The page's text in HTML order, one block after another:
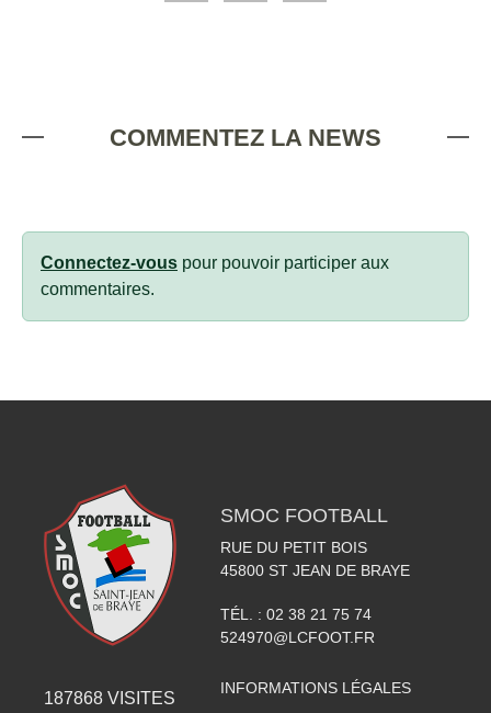
COMMENTEZ LA NEWS
Connectez-vous pour pouvoir participer aux
commentaires.
187868 VISITES
SMOC FOOTBALL
RUE DU PETIT BOIS
45800 ST JEAN DE BRAYE
TÉL. : 02 38 21 75 74
524970@LCFOOT.FR
INFORMATIONS LÉGALES